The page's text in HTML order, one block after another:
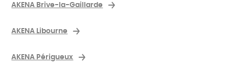
AKENA Brive-la-Gaillarde
AKENA Libourne
AKENA Périgueux